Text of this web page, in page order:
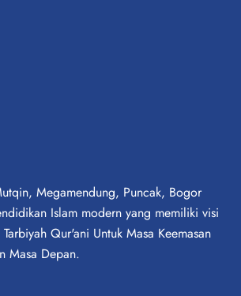
Megamendung, Puncak, Bogor
Islam modern yang memiliki visi
Qur'ani Untuk Masa Keemasan
Masa Depan.